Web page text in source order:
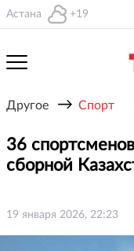
Астана +19
Другое → Спорт
36
сборной
19 января 2026, 22:23